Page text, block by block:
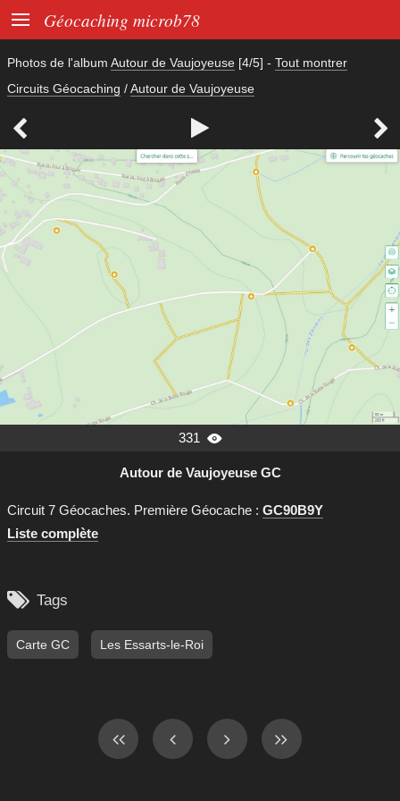
 Géocaching microb78
Photos de l'album Autour de Vaujoyeuse [4/5] - Tout montrer
Circuits Géocaching /Autour de Vaujoyeuse
  
331 
Autour de Vaujoyeuse GC
Circuit 7 Géocaches. Première Géocache : GC90B9Y
Liste complète
 Tags
Carte GC Les Essarts-le-Roi